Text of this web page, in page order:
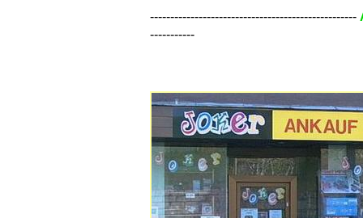
---------------------------------------------------
-----------